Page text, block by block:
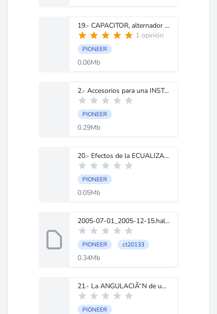
19.- CAPACITOR, alternador y baterÃ­a.doc
1 opinión
PIONEER
0.06Mb
2.- Accesorios para una INSTALACIÃ“N PERFECTA.doc
PIONEER
0.29Mb
20.- Efectos de la ECUALIZACIÃ“N sobre las Frecuencias.doc
PIONEER
0.05Mb
2005-07-01_2005-12-15.halfyear.zip
PIONEER ct20133
0.34Mb
21.- La ANGULACIÃ“N de un set para lograr un escenario frontal.doc
PIONEER